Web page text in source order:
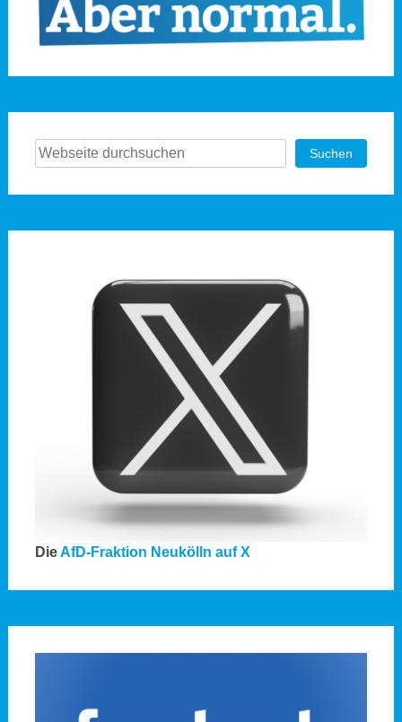
Suchen Suchen
DieAfD-Fraktion Neukölln auf X